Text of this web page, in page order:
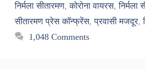
निर्मला सीतारमण,कोरोना वायरस,निर्मला
सीतारमण प्रेस कॉन्फ्रेंस,प्रवासी मजदूर,
1,048 Comments